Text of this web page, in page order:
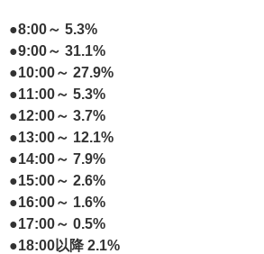
●8:00～ 5.3%
●9:00～ 31.1%
●10:00～ 27.9%
●11:00～ 5.3%
●12:00～ 3.7%
●13:00～ 12.1%
●14:00～ 7.9%
●15:00～ 2.6%
●16:00～ 1.6%
●17:00～ 0.5%
●18:00以降 2.1%